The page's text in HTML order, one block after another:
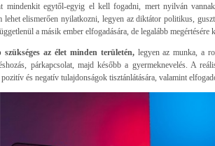
mindenkit egytől-egyig el kell fogadni, mert nyilván
lehet elismerően nyilatkozni, legyen az diktátor politikus,
a másik ember elfogadására, de legalább megértésére
szükséges az élet minden területén,legyen az munka, a
párkapcsolat, majd később a gyermeknevelés. A
pozitív és negatív tulajdonságok tisztánlátására, valamint